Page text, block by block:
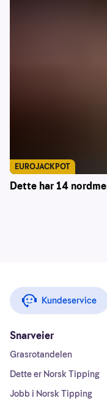
Dette har 14
EUROJACKPOT
Kundeservice
Snarveier
Grasrotandelen
Dette er Norsk Tipping
Jobb i Norsk Tipping